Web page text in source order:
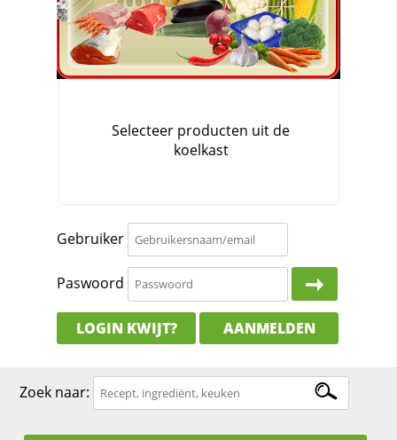
Gebruiker
Paswoord
LOGIN KWIJT? AANMELDEN
Zoek naar: